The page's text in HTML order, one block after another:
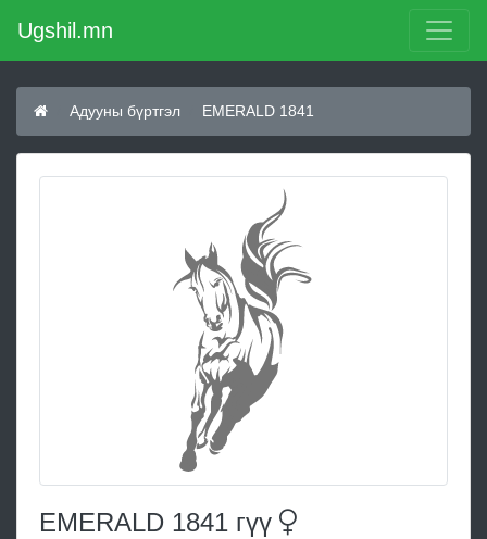
Ugshil.mn
Адууны бүртгэл EMERALD 1841
EMERALD 1841 гүү